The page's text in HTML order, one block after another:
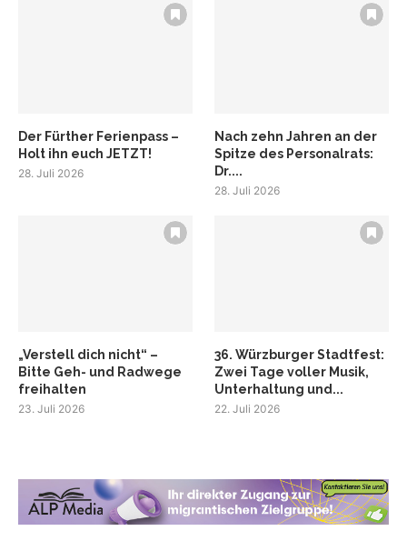
Der Fürther Ferienpass –
Holt ihn euch JETZT!
28. Juli 2026
Nach zehn Jahren an der
Spitze des Personalrats:
Dr....
28. Juli 2026
„Verstell dich nicht“ –
Bitte Geh- und Radwege
freihalten
23. Juli 2026
36. Würzburger Stadtfest:
Zwei Tage voller Musik,
Unterhaltung und...
22. Juli 2026